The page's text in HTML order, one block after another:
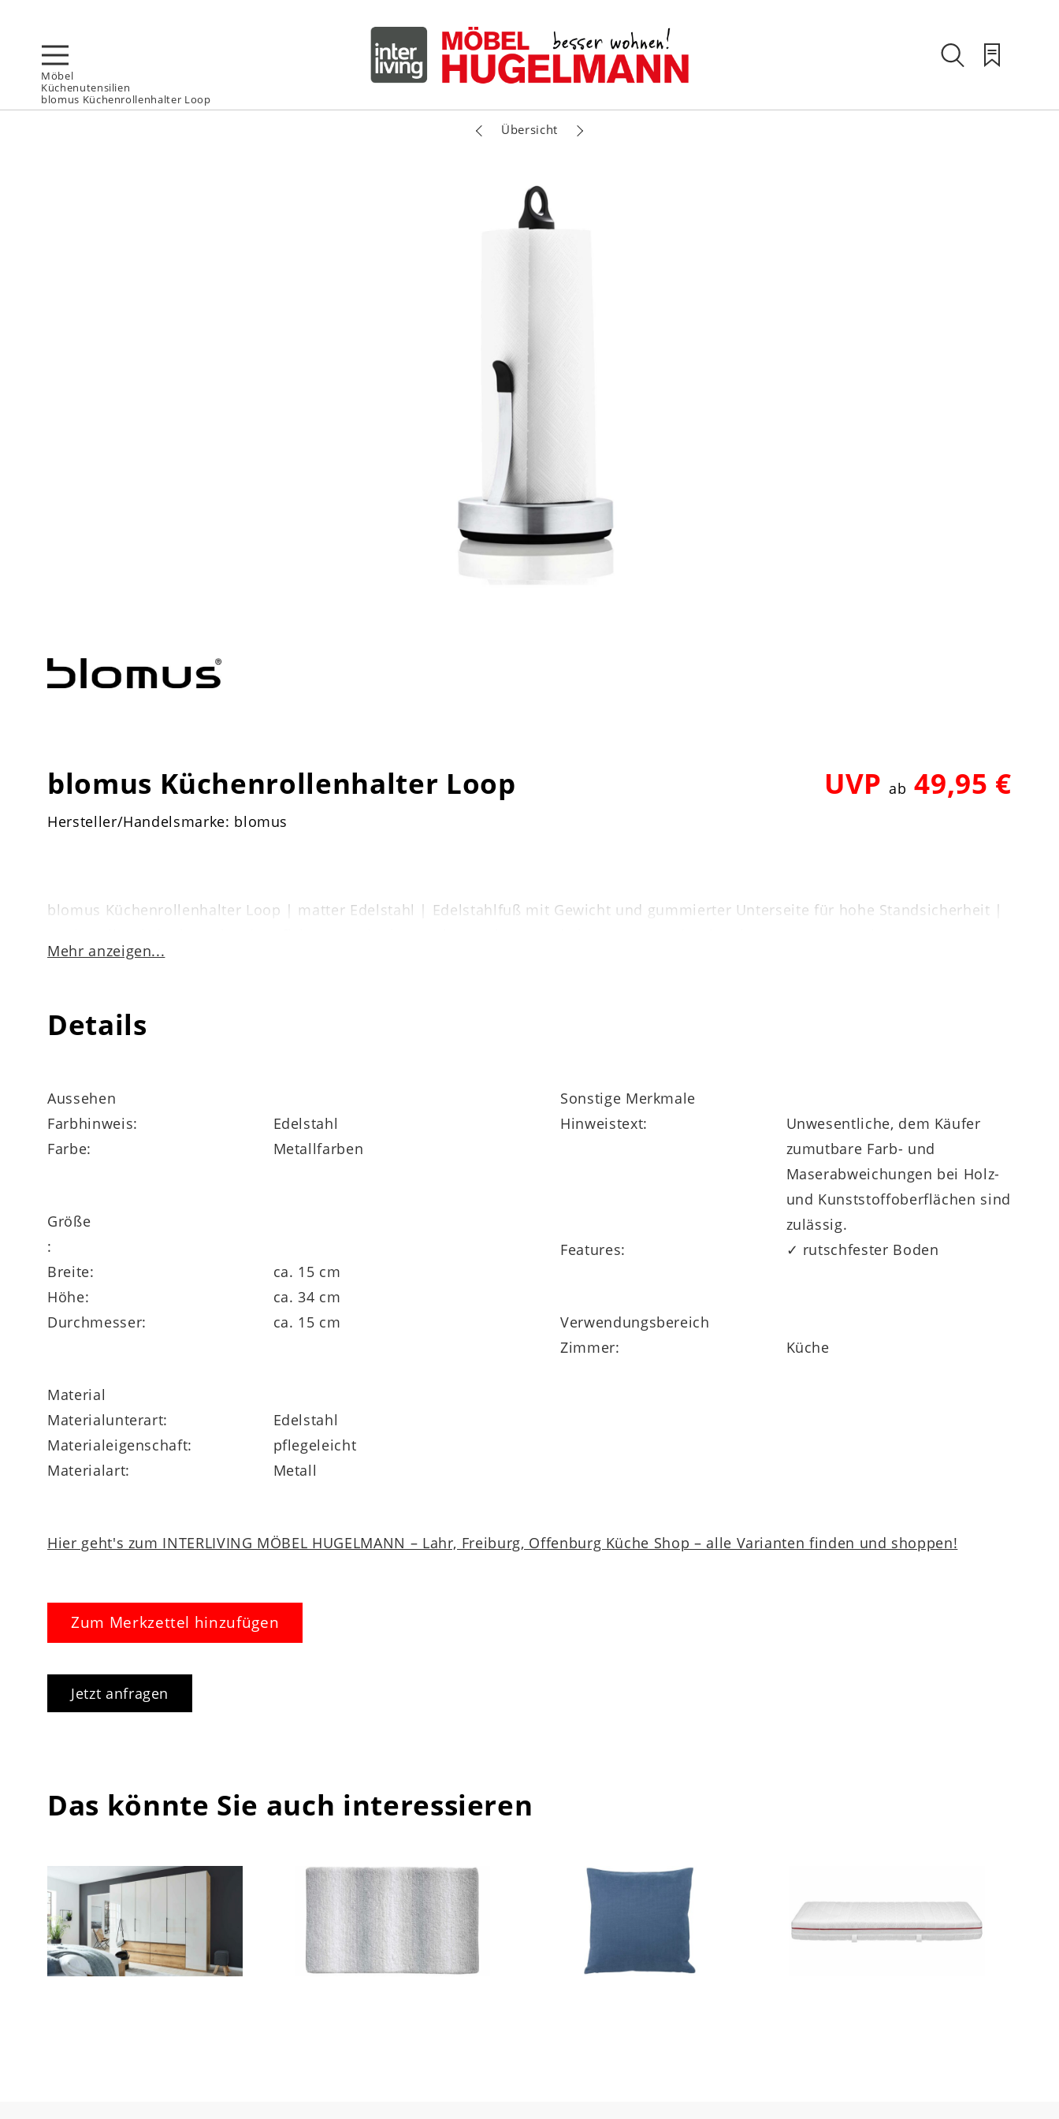
Möbel
Küchenutensilien
blomus Küchenrollenhalter Loop
Übersicht
blomus Küchenrollenhalter Loop UVPab 49,95 €
Hersteller/Handelsmarke: blomus
blomus Küchenrollenhalter Loop | matter Edelstahl | Edelstahlfuß mit Gewicht und gummierter Unterseite für hohe Standsicherheit |
Mehr anzeigen...
Details
Aussehen
Farbhinweis:
Edelstahl
Farbe:
Metallfarben
Größe
:
Breite:
ca. 15 cm
Höhe:
ca. 34 cm
Durchmesser:
ca. 15 cm
Material
Materialunterart:
Edelstahl
Materialeigenschaft:
pflegeleicht
Materialart:
Metall
Sonstige Merkmale
Hinweistext:
Unwesentliche, dem Käufer
zumutbare Farb- und
Maserabweichungen bei Holz-
und Kunststoffoberflächen sind
zulässig.
Features:
✓ rutschfester Boden
Verwendungsbereich
Zimmer:
Küche
Hier geht's zum INTERLIVING MÖBEL HUGELMANN – Lahr, Freiburg, Offenburg Küche Shop – alle Varianten finden und shoppen!
Zum Merkzettel hinzufügen
Jetzt anfragen
Das könnte Sie auch interessieren